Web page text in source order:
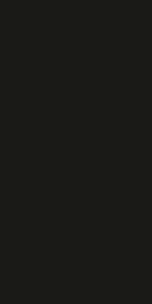
de convocação
sobre o empréstimo que
compressor. Eles têm
que se tem de refletir
Botafogo, o clube poderá
por parte dos